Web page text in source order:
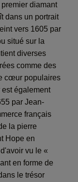
diamant
dans un portrait
vers 1605 par
situé sur la
diverses
comme des
cœur populaires
également
par Jean-
français
la pierre
Hope en
vu le «
en forme de
le trésor